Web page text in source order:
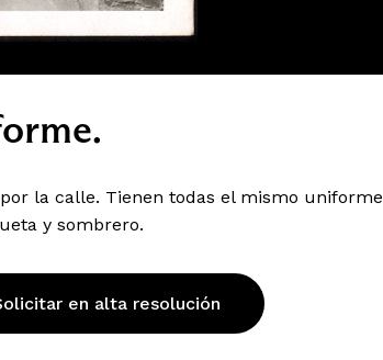
la calle. Tienen todas el mismo uniforme
y sombrero.
en alta resolución